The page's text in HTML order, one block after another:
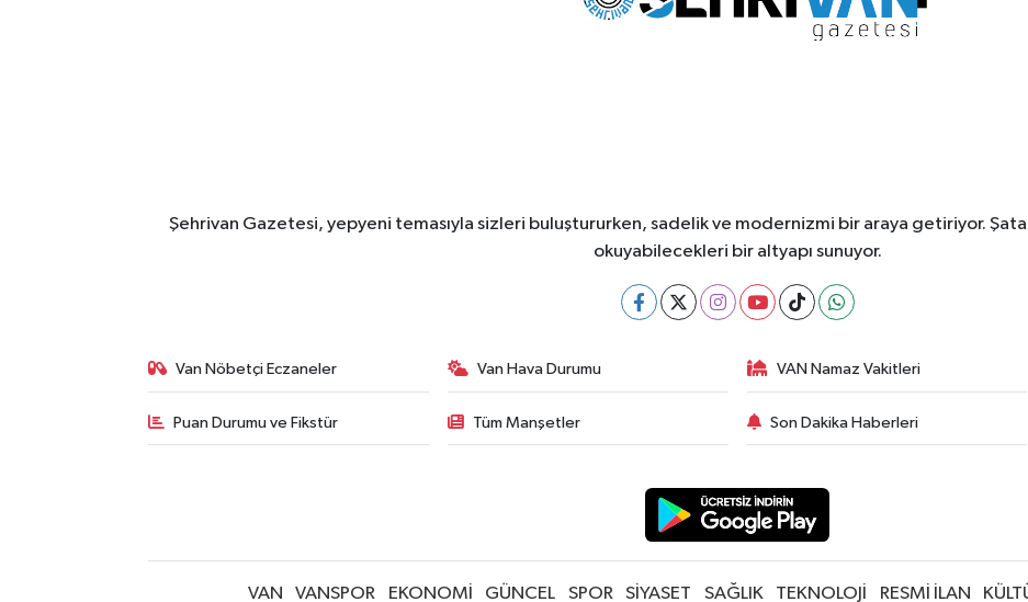
Şehrivan Gazetesi, yepyeni temasıyla sizleri buluştururken, sadelik ve modernizmi bir araya getiriyor.
okuyabilecekleri bir altyapı sunuyor.
Van Nöbetçi Eczaneler Van Hava Durumu VAN Namaz Vakitleri
Puan Durumu ve Fikstür Tüm Manşetler Son Dakika Haberleri
VAN VANSPOR EKONOMİ GÜNCEL SPOR SİYASET SAĞLIK TEKNOLOJİ RESMİ İLAN